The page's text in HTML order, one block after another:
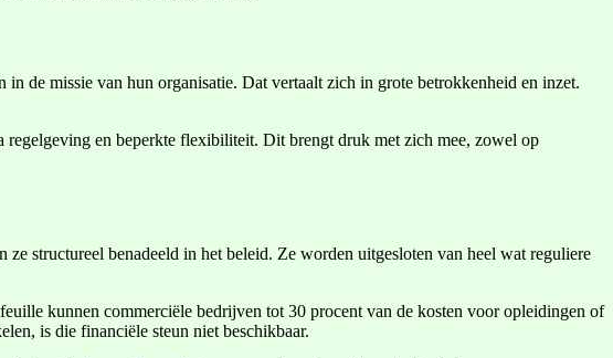
de missie van hun organisatie. Dat vertaalt zich in grote betrokkenheid en inzet.
regelgeving en beperkte flexibiliteit. Dit brengt druk met zich mee, zowel op
structureel benadeeld in het beleid. Ze worden uitgesloten van heel wat reguliere
kunnen commerciële bedrijven tot 30 procent van de kosten voor opleidingen of
is die financiële steun niet beschikbaar.